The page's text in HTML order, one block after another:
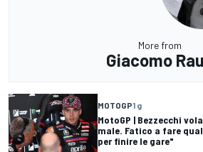
More from
Giacomo
MOTOGP1 g
MotoGP | Bezzecchi
male. Fatico a fare
per finire le gare"